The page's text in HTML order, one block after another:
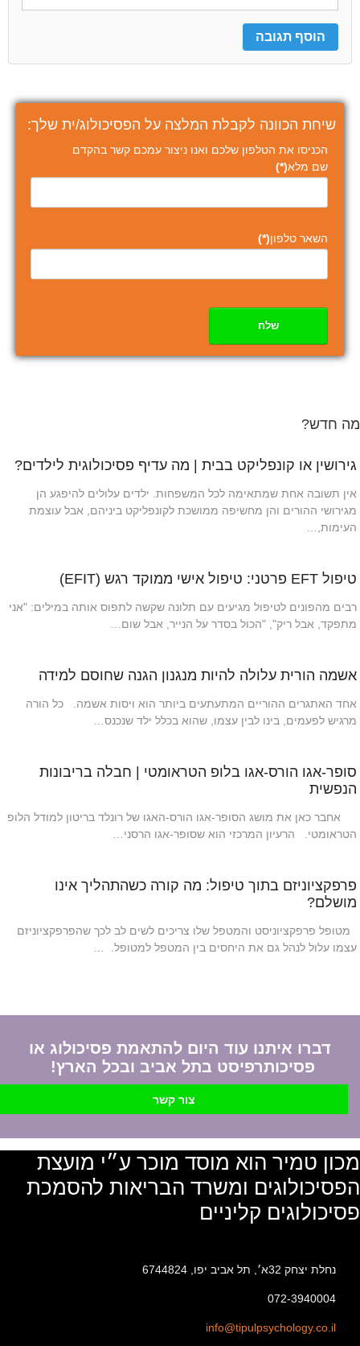
שיחת הכוונה לקבלת המלצה על הפסיכולוג/ית שלך:
הכניסו את הטלפון שלכם ואנו ניצור עמכם קשר בהקדם
שם מלא(*)
השאר טלפון(*)
שלח
מה חדש?
גירושין או קונפליקט בבית | מה עדיף פסיכולוגית לילדים?
אין תשובה אחת שמתאימה לכל המשפחות. ילדים עלולים להיפגע הן
מגירושי ההורים והן מחשיפה ממושכת לקונפליקט ביניהם, אבל עוצמת
העימות,…
טיפול EFT פרטני: טיפול אישי ממוקד רגש (EFIT)
רבים מהפונים לטיפול מגיעים עם תלונה שקשה לתפוס אותה במילים: "אני
מתפקד, אבל ריק", "הכול בסדר על הנייר, אבל שום…
אשמה הורית עלולה להיות מנגנון הגנה שחוסם למידה
אחד האתגרים ההוריים המתעתעים ביותר הוא ויסות אשמה. כל הורה
מרגיש לפעמים, בינו לבין עצמו, שהוא בכלל ילד שנכנס…
סופר-אגו הורס-אגו בלופ הטראומטי | חבלה בריבונות
הנפשית
אחבר כאן את מושג הסופר-אגו הורס-האגו של רונלד בריטון למודל הלופ
הטראומטי. הרעיון המרכזי הוא שסופר-אגו הרסני…
פרפקציוניזם בתוך טיפול: מה קורה כשהתהליך אינו
מושלם?
מטופל פרפקציוניסט והמטפל שלו צריכים לשים לב לכך שהפרפקציוניזם
עצמו עלול לנהל גם את היחסים בין המטפל למטופל. …
דברו איתנו עוד היום להתאמת פסיכולוג או
פסיכותרפיסט בתל אביב ובכל הארץ!
צור קשר
מכון טמיר הוא מוסד מוכר ע״י מועצת
הפסיכולוגים ומשרד הבריאות להסמכת
פסיכולוגים קליניים
נחלת יצחק 32א׳, תל אביב יפו, 6744824
072-3940004
info@tipulpsychology.co.il